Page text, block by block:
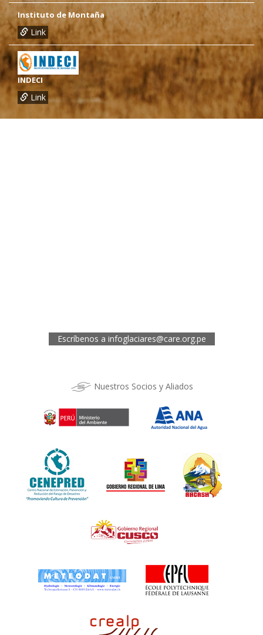
Instituto de Montaña
Link
INDECI
Link
Escríbenos a infoglaciares@care.org.pe
Nuestros Socios y Aliados